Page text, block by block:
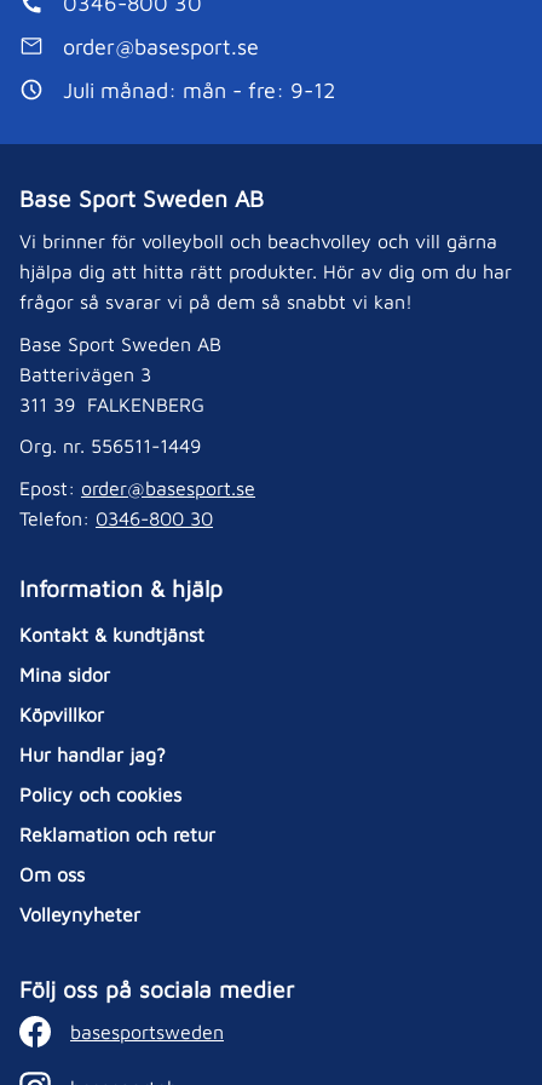
order@basesport.se
Juli månad: mån - fre: 9-12
Base Sport Sweden AB
Vi brinner för volleyboll och beachvolley och vill gärna
hjälpa dig att hitta rätt produkter. Hör av dig om du har
frågor så svarar vi på dem så snabbt vi kan!
Base Sport Sweden AB
Batterivägen 3
311 39 FALKENBERG
Org. nr. 556511-1449
Epost: order@basesport.se
Telefon: 0346-800 30
Information & hjälp
Kontakt & kundtjänst
Mina sidor
Köpvillkor
Hur handlar jag?
Policy och cookies
Reklamation och retur
Om oss
Volleynyheter
Följ oss på sociala medier
basesportsweden